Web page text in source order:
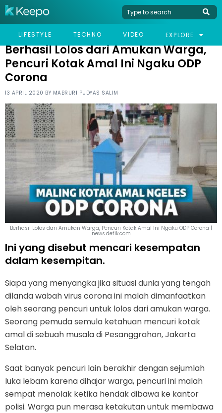
LIFESTYLE TECHNO VIDEO EXPLORE
HOME VIRAL
BERHASIL LOLOS DARI AMUKAN WARGA, PENCURI KOTAK AMAL INI
Berhasil Lolos dari Amukan Warga,
Pencuri Kotak Amal Ini Ngaku ODP
Corona
13 APRIL 2020 BY MABRURI PUDYAS SALIM
Berhasil Lolos dari Amukan Warga, Pencuri Kotak Amal Ini Ngaku ODP Corona |
news.detik.com
Ini yang disebut mencari kesempatan
dalam kesempitan.
Siapa yang menyangka jika situasi dunia yang tengah
dilanda wabah virus corona ini malah dimanfaatkan
oleh seorang pencuri untuk lolos dari amukan warga.
Seorang pemuda semula ketahuan mencuri kotak
amal di sebuah musala di Pesanggrahan, Jakarta
Selatan.
Saat banyak pencuri lain berakhir dengan sejumlah
luka lebam karena dihajar warga, pencuri ini malah
sempat menolak ketika hendak dibawa ke kantor
polisi. Warga pun merasa ketakutan untuk membawa